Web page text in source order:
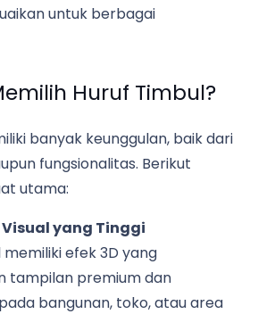
untuk berbagai
Huruf Timbul?
banyak keunggulan, baik dari
fungsionalitas. Berikut
utama:
yang Tinggi
efek 3D yang
tampilan premium dan
bangunan, toko, atau area